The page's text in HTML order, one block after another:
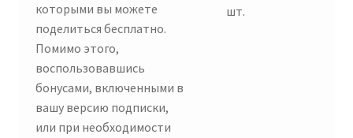
которыми вы можете
поделиться бесплатно.
Помимо этого,
воспользовавшись
бонусами, включенными в
вашу версию подписки,
или при необходимости
шт.